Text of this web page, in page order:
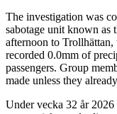
The investigation was
sabotage unit known
afternoon to
recorded 0.0mm of
passengers. Group
made unless they
Under vecka 32 år